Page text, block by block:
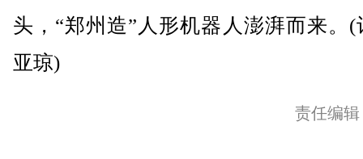
头，“郑州造”人形机器人澎湃而来。(
亚琼)
责任编